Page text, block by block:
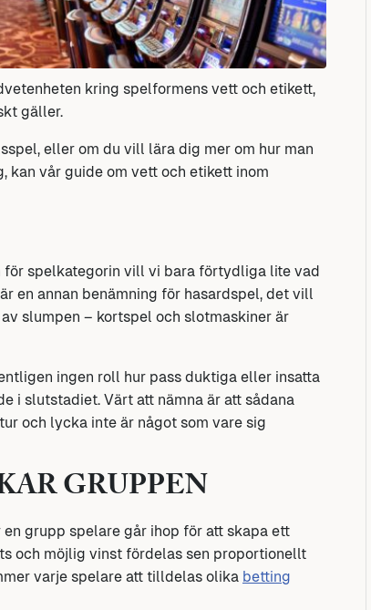
kring spelformens vett och etikett,
gäller.
eller om du vill lära dig mer om hur man
kan vår guide om vett och etikett inom
spelkategorin vill vi bara förtydliga lite vad
en annan benämning för hasardspel, det vill
slumpen – kortspel och slotmaskiner är
ingen roll hur pass duktiga eller insatta
i slutstadiet. Värt att nämna är att sådana
och lycka inte är något som vare sig
GRUPPEN
grupp spelare går ihop för att skapa ett
och möjlig vinst fördelas sen proportionellt
varje spelare att tilldelas olika betting